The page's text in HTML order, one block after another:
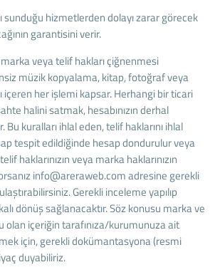
sunduğu hizmetlerden dolayı zarar görecek
garantisini verir.
veya telif hakları çiğnenmesi
müzik kopyalama, kitap, fotoğraf veya
içeren her işlemi kapsar. Herhangi bir ticari
halini satmak, hesabınızın derhal
Bu kuralları ihlal eden, telif haklarını ihlal
tespit edildiğinde hesap dondurulur veya
haklarınızın veya marka haklarınızın
info@areraweb.com adresine gerekli
Gerekli inceleme yapılıp
dönüş sağlanacaktır. Söz konusu marka ve
olan içeriğin tarafınıza/kurumunuza ait
için, gerekli dokümantasyona (resmi
duyabiliriz.